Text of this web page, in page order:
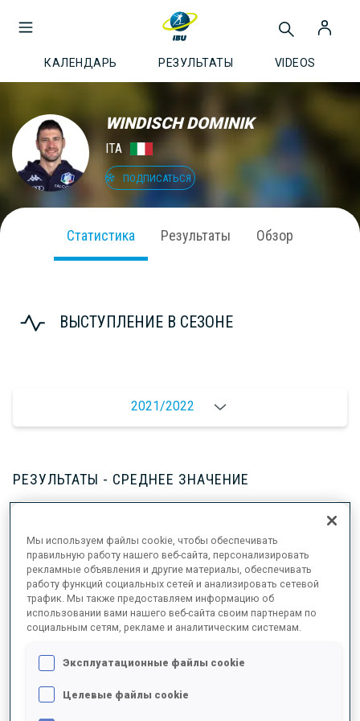
КАЛЕНДАРЬ РЕЗУЛЬТАТЫ VIDEOS
WINDISCH DOMINIK
ITA
ПОДПИСАТЬСЯ
Статистика Результаты Обзор
ВЫСТУПЛЕНИЕ В СЕЗОНЕ
2021/2022
РЕЗУЛЬТАТЫ - СРЕДНЕЕ ЗНАЧЕНИЕ
ДАННЫХ НЕТ
РЕЗУЛЬТАТЫ - ТЕНДЕНЦИЯ
100%
Мы используем файлы cookie, чтобы обеспечивать
правильную работу нашего веб-сайта, персонализировать
рекламные объявления и другие материалы, обеспечивать
работу функций социальных сетей и анализировать сетевой
трафик. Мы также предоставляем информацию об
использовании вами нашего веб-сайта своим партнерам по
социальным сетям, рекламе и аналитическим системам.
Эксплуатационные файлы cookie
Целевые файлы cookie